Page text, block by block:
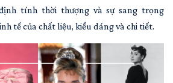
tính thời thượng và sự sang trọng
tế của chất liệu, kiểu dáng và chi tiết.